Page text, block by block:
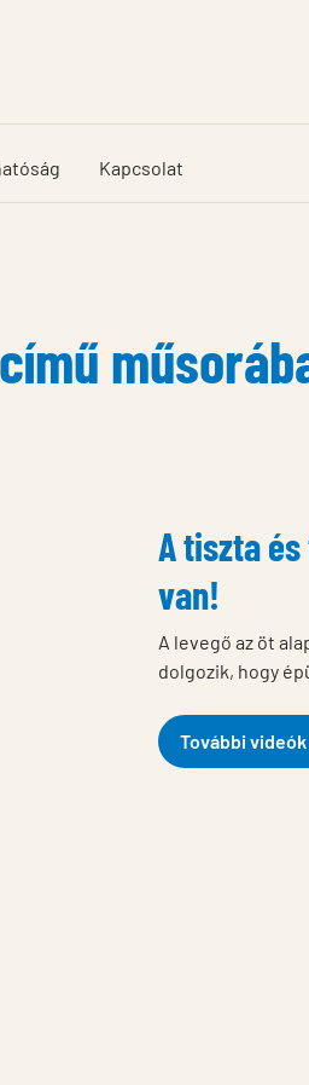
Kapcsolat
A tiszta
van!
A levegő az öt
dolgozik, hogy
További videók